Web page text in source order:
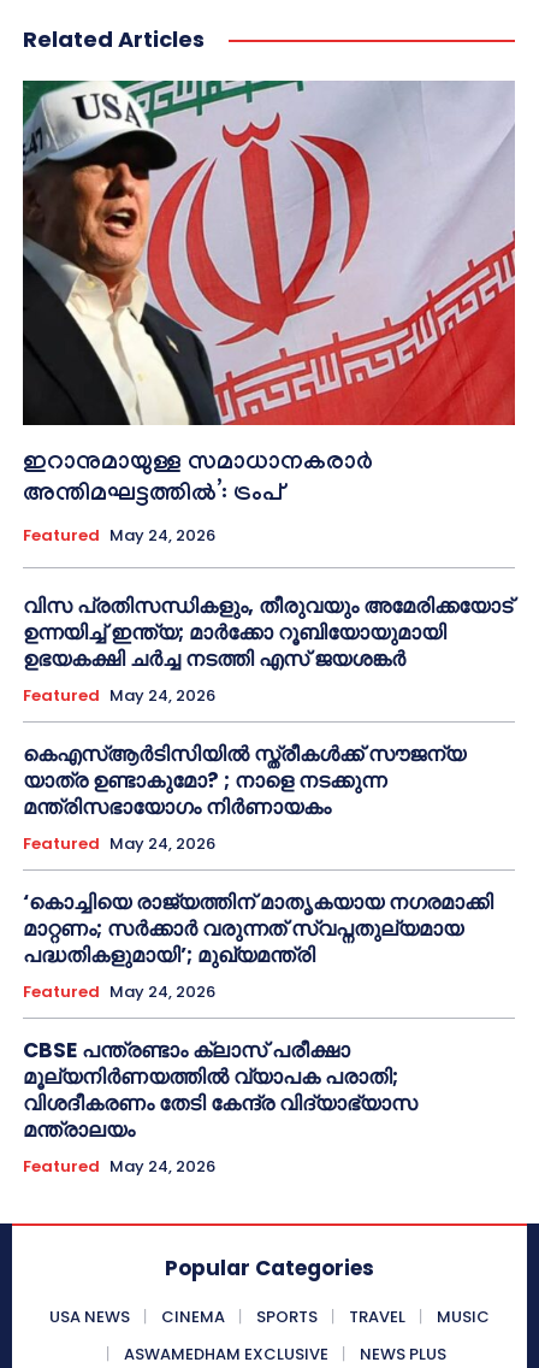
Related Articles
ഇറാനുമായുള്ള സമാധാനകരാർ
അന്തിമഘട്ടത്തിൽ‌’: ട്രംപ്
Featured May 24, 2026
വിസ പ്രതിസന്ധികളും, തീരുവയും അമേരിക്കയോട്
ഉന്നയിച്ച് ഇന്ത്യ; മാർക്കോ റൂബിയോയുമായി
ഉഭയകക്ഷി ചർച്ച നടത്തി എസ് ജയശങ്കർ
Featured May 24, 2026
കെഎസ്ആർടിസിയിൽ സ്ത്രീകൾക്ക് സൗജന്യ
യാത്ര ഉണ്ടാകുമോ? ; നാളെ നടക്കുന്ന
മന്ത്രിസഭായോഗം നിർണായകം
Featured May 24, 2026
‘കൊച്ചിയെ രാജ്യത്തിന് മാതൃകയായ നഗരമാക്കി
മാറ്റണം; സർക്കാർ വരുന്നത് സ്വപ്നതുല്യമായ
പദ്ധതികളുമായി’; മുഖ്യമന്ത്രി
Featured May 24, 2026
CBSE പന്ത്രണ്ടാം ക്ലാസ് പരീക്ഷാ
മൂല്യനിർണയത്തിൽ വ്യാപക പരാതി;
വിശദീകരണം തേടി കേന്ദ്ര വിദ്യാഭ്യാസ
മന്ത്രാലയം
Featured May 24, 2026
Popular Categories
USA NEWS CINEMA SPORTS TRAVEL
MUSIC
ASWAMEDHAM EXCLUSIVE
NEWS PLUS